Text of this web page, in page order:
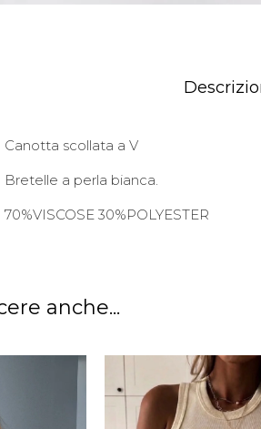
Canotta scollata a V
Bretelle a perla bianca.
70%VISCOSE 30%POLYESTER
anche...